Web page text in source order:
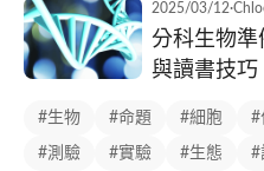
2025/03/12·
分科生物準
與讀書技巧
#生物 #命題 #細胞 #
#測驗 #實驗 #生態 #